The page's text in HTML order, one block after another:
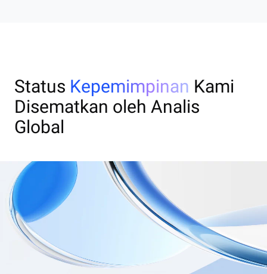
Status Kepemimpinan Kami
Disematkan oleh Analis
Global